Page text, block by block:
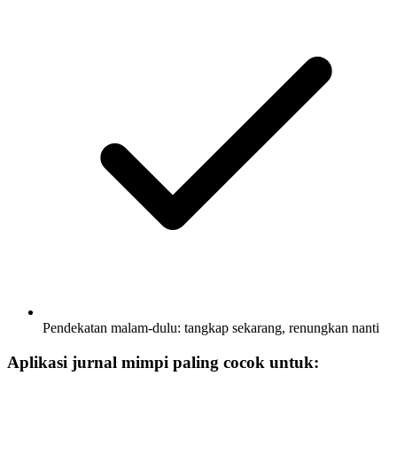
Pendekatan malam-dulu: tangkap sekarang, renungkan nanti
Aplikasi jurnal mimpi paling cocok untuk: